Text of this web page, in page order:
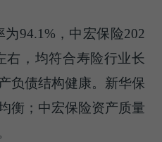
为94.1%，中宏保险202
右，均符合寿险行业长
负债结构健康。新华保
衡；中宏保险资产质量